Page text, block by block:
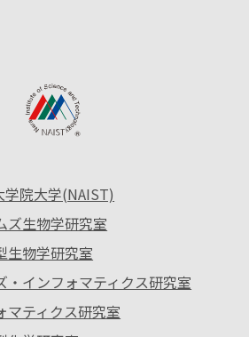
院大学(NAIST)
ズ生物学研究室
生物学研究室
・インフォマティクス研究室
マティクス研究室